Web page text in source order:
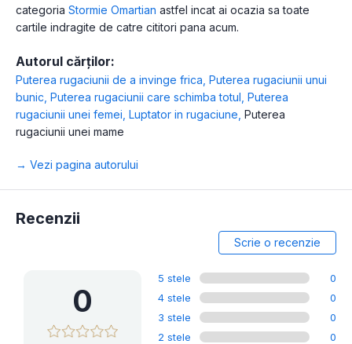
categoria Stormie Omartian astfel incat ai ocazia sa toate
cartile indragite de catre cititori pana acum.
Autorul cărților:
Puterea rugaciunii de a invinge frica Puterea rugaciunii unui
bunic Puterea rugaciunii care schimba totul Puterea
rugaciunii unei femei Luptator in rugaciune Puterea
rugaciunii unei mame
→ Vezi pagina autorului
Recenzii
Scrie o recenzie
0
5 stele
0
4 stele
0
3 stele
0
2 stele
0